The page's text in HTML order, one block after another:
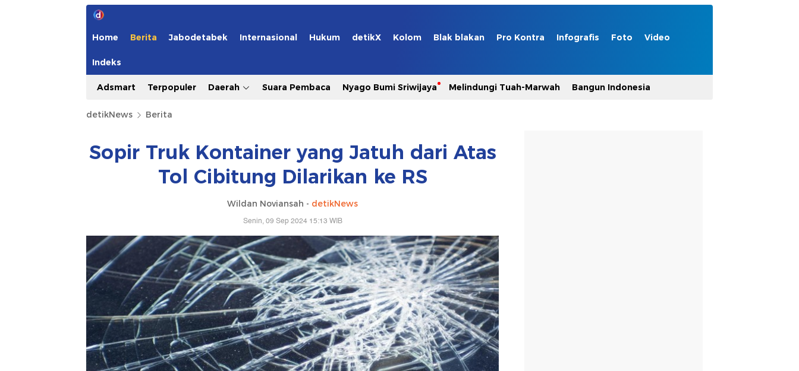
Home Berita Jabodetabek Internasional Hukum detikX Kolom Blak blakan Pro Kontra Infografis Foto Video
Indeks
Adsmart Terpopuler Daerah Suara Pembaca Nyago Bumi Sriwijaya Melindungi Tuah-Marwah Bangun Indonesia
detikNews Berita
Sopir Truk Kontainer yang Jatuh dari Atas
Tol Cibitung Dilarikan ke RS
Wildan Noviansah - detikNews
Senin, 09 Sep 2024 15:13 WIB